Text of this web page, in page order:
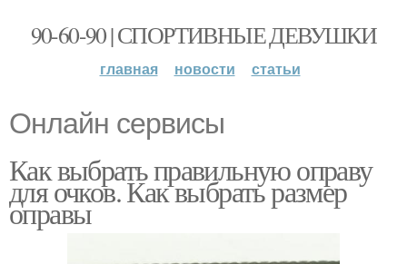
90-60-90 | СПОРТИВНЫЕ ДЕВУШКИ
главная новости статьи
Онлайн сервисы
Как выбрать правильную оправу
для очков. Как выбрать размер
оправы